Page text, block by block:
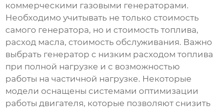
коммерческими газовыми генераторами.
Необходимо учитывать не только стоимость
самого генератора, но и стоимость топлива,
расход масла, стоимость обслуживания. Важно
выбрать генератор с низким расходом топлива
при полной нагрузке и с возможностью
работы на частичной нагрузке. Некоторые
модели оснащены системами оптимизации
работы двигателя, которые позволяют снизить